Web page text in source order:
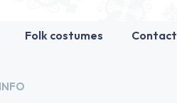
Folk costumes Contact